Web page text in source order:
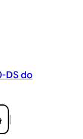
DS do
|